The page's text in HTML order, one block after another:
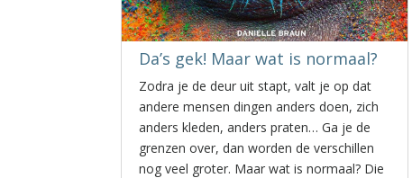
Da’s gek! Maar wat is normaal?
Zodra je de deur uit stapt, valt je op dat
andere mensen dingen anders doen, zich
anders kleden, anders praten… Ga je de
grenzen over, dan worden de verschillen
nog veel groter. Maar wat is normaal? Die